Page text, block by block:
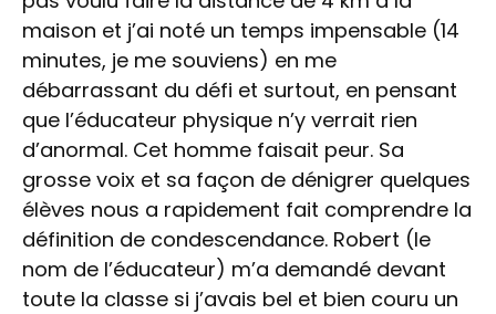
maison et j’ai noté un temps impensable (14
minutes, je me souviens) en me
débarrassant du défi et surtout, en pensant
que l’éducateur physique n’y verrait rien
d’anormal. Cet homme faisait peur. Sa
grosse voix et sa façon de dénigrer quelques
élèves nous a rapidement fait comprendre la
définition de condescendance. Robert (le
nom de l’éducateur) m’a demandé devant
toute la classe si j’avais bel et bien couru un